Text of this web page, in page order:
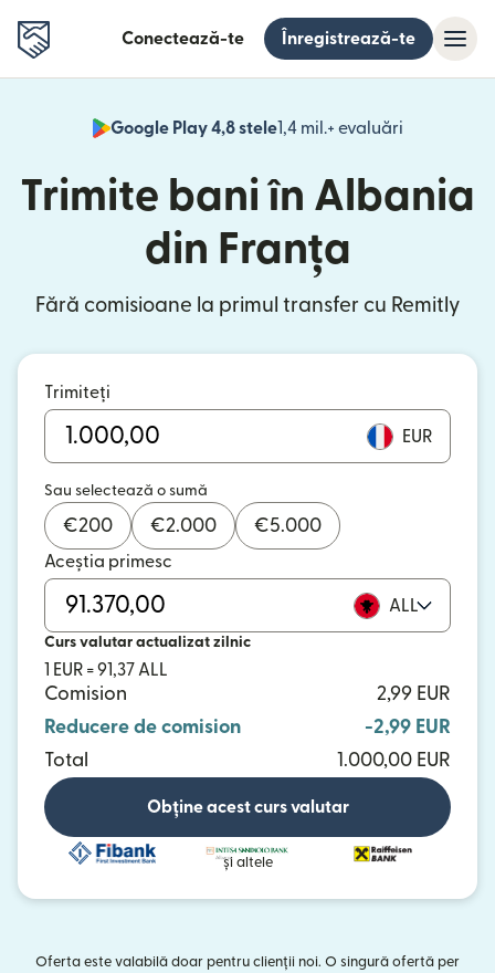
Conectează-te Înregistrează-te
Google Play 4,8 stele1,4 mil.+ evaluări
(se
Trimite bani în Albania
din Franța
Fără comisioane la primul transfer cu Remitly
Trimiteți
EUR
Sau selectează o sumă
€200 €2.000 €5.000
Aceștia primesc
ALL
Curs valutar actualizat zilnic
1 EUR = 91,37 ALL
Comision
2,99 EUR
Reducere de comision
-2,99 EUR
Total
1.000,00 EUR
Obține acest curs valutar
și altele
Oferta este valabilă doar pentru clienții noi. O singură ofertă per